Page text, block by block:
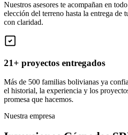
Nuestros asesores te acompañan en
elección del terreno hasta la entrega de
con claridad.
21+ proyectos entregados
Más de 500 familias bolivianas ya
el historial, la experiencia y los
promesa que hacemos.
Nuestra empresa